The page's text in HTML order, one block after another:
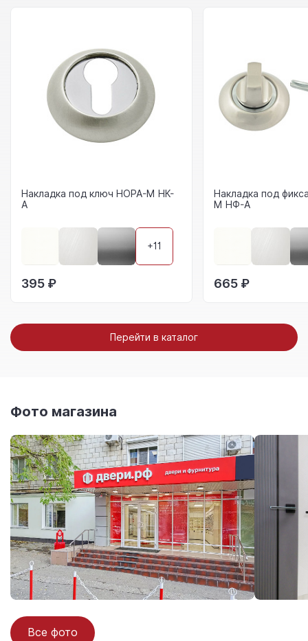
Накладка под ключ НОРА-М НК-
А
+11
395 ₽
Накладка под
М НФ-А
665 ₽
Перейти в каталог
Фото магазина
Все фото